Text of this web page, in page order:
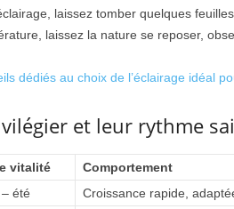
laissez tomber quelques
laissez la nature se reposer,
dédiés au choix de l’éclairage idéal
et leur rythme
vitalité Comportement
été Croissance rapide,